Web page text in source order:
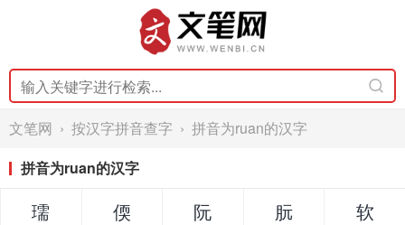
文笔网 › 按汉字拼音查字 › 拼音为ruan的汉字
拼音为ruan的汉字
瓀 偄 阮 朊 软